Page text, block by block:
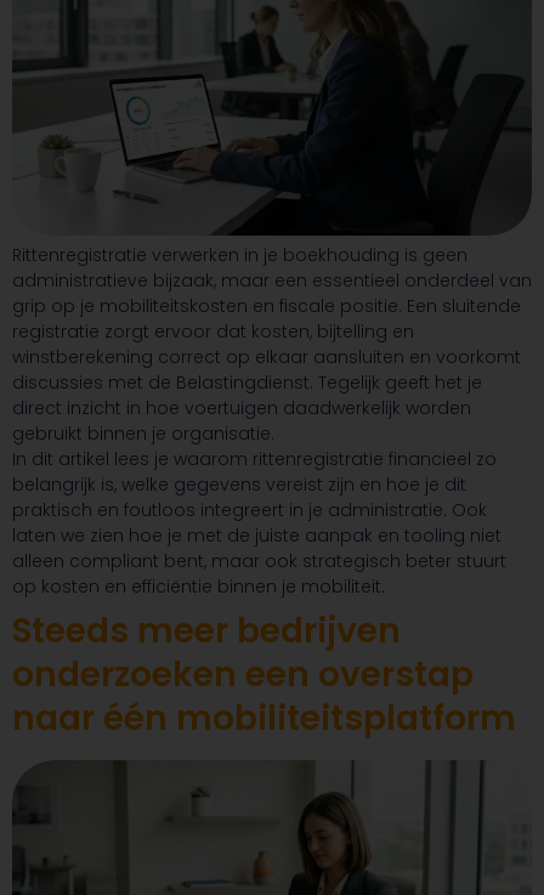
Rittenregistratie verwerken in je boekhouding is geen
administratieve bijzaak, maar een essentieel onderdeel van
grip op je mobiliteitskosten en fiscale positie. Een sluitende
registratie zorgt ervoor dat kosten, bijtelling en
winstberekening correct op elkaar aansluiten en voorkomt
discussies met de Belastingdienst. Tegelijk geeft het je
direct inzicht in hoe voertuigen daadwerkelijk worden
gebruikt binnen je organisatie.
In dit artikel lees je waarom rittenregistratie financieel zo
belangrijk is, welke gegevens vereist zijn en hoe je dit
praktisch en foutloos integreert in je administratie. Ook
laten we zien hoe je met de juiste aanpak en tooling niet
alleen compliant bent, maar ook strategisch beter stuurt
op kosten en efficiëntie binnen je mobiliteit.
Steeds meer bedrijven
onderzoeken een overstap
naar één mobiliteitsplatform